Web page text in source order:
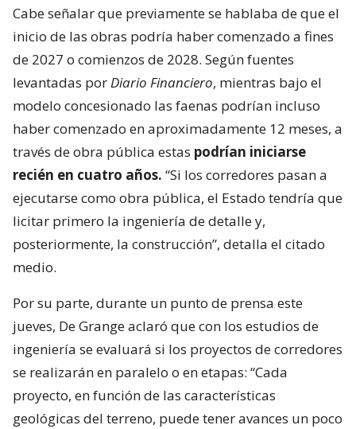
Cabe señalar que previamente se hablaba de que el
inicio de las obras podría haber comenzado a fines
de 2027 o comienzos de 2028. Según fuentes
levantadas porDiario Financiero, mientras bajo el
modelo concesionado las faenas podrían incluso
haber comenzado en aproximadamente 12 meses, a
través de obra pública estas podrían iniciarse
recién en cuatro años. “Si los corredores pasan a
ejecutarse como obra pública, el Estado tendría que
licitar primero la ingeniería de detalle y,
posteriormente, la construcción”, detalla el citado
medio.
Por su parte, durante un punto de prensa este
jueves, De Grange aclaró que con los estudios de
ingeniería se evaluará si los proyectos de corredores
se realizarán en paralelo o en etapas: “Cada
proyecto, en función de las características
geológicas del terreno, puede tener avances un poco